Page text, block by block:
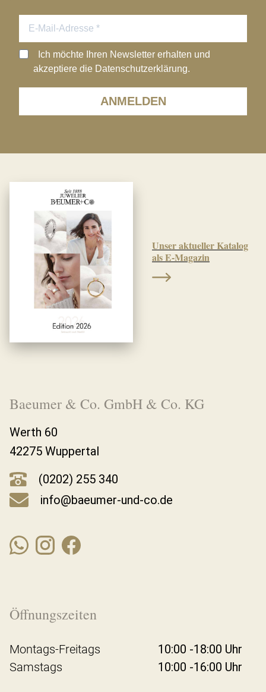
ANMELDEN
Ich möchte Ihren Newsletter erhalten und
akzeptiere die Datenschutzerklärung.
Unser aktueller Katalog
als E-Magazin
Baeumer & Co. GmbH & Co. KG
Werth 60
42275 Wuppertal
(0202) 255 340
info@baeumer-und-co.de
Öffnungszeiten
Montags-Freitags
10:00 -18:00 Uhr
Samstags
10:00 -16:00 Uhr